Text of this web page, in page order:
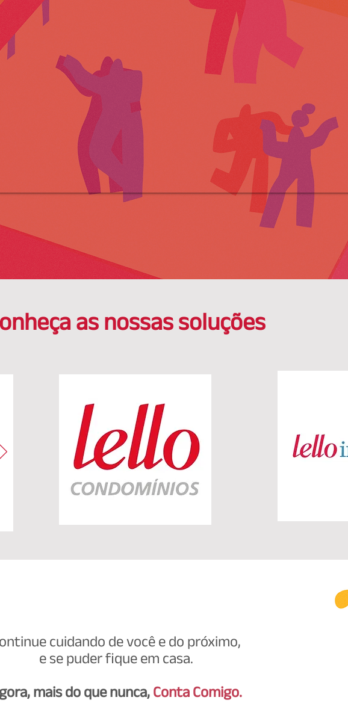
as nossas soluções
cuidando de você e do próximo,
e se puder fique em casa.
mais do que nunca, Conta Comigo.